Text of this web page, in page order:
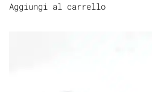
Aggiungi al carrello